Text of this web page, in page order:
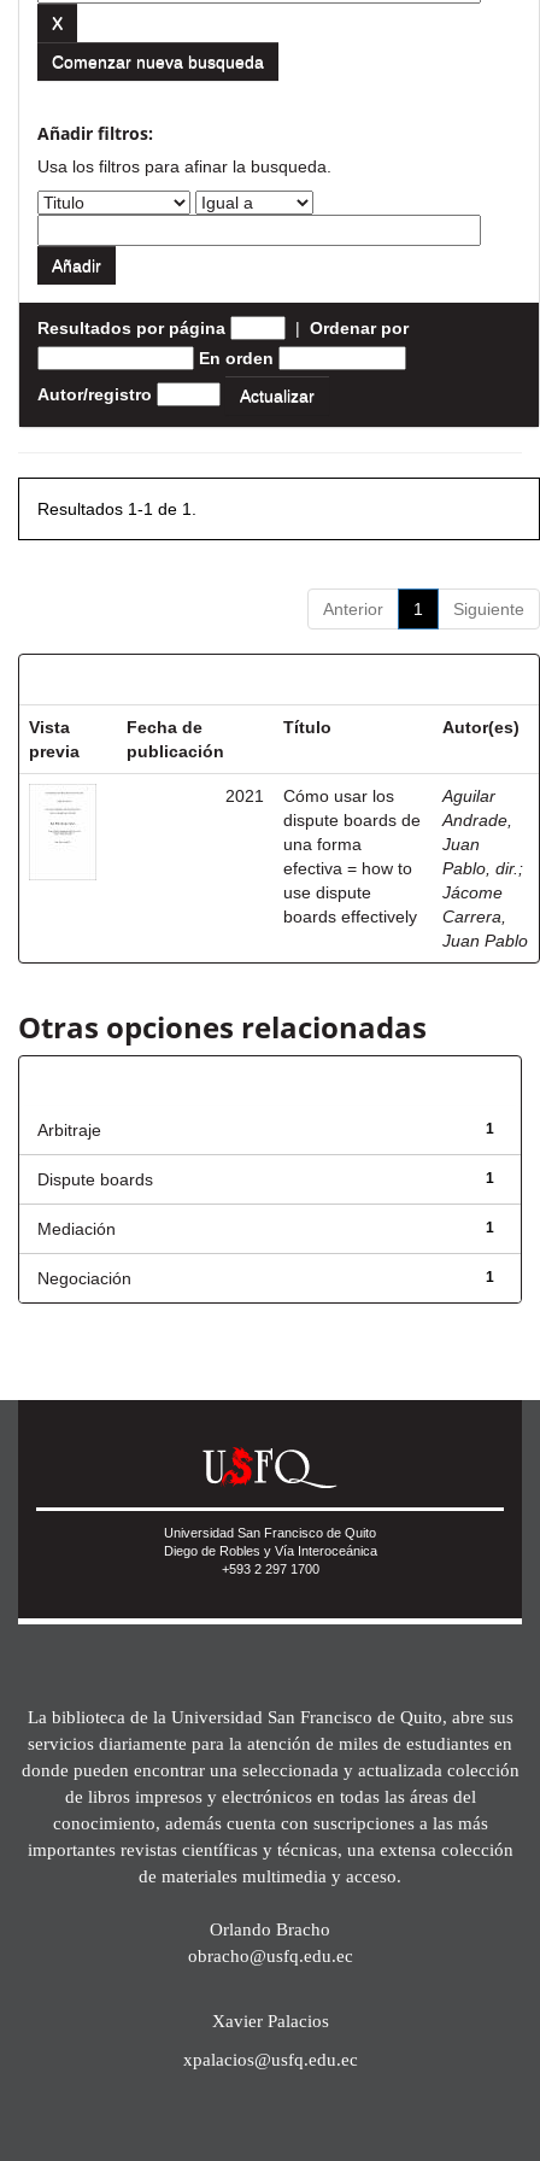
Comenzar nueva busqueda
Añadir filtros:
Usa los filtros para afinar la busqueda.
Resultados por página | Ordenar por
En orden
Autor/registro
Resultados 1-1 de 1.
Anterior 1 Siguiente
Vista
previa
Fecha de
publicación
Título Autor(es)
2021
Cómo usar los
dispute boards de
una forma
efectiva = how to
use dispute
boards effectively
Aguilar
Andrade,
Juan
Pablo, dir. ;
Jácome
Carrera,
Juan Pablo
Otras opciones relacionadas
1
Arbitraje
1
Dispute boards
1
Mediación
1
Negociación
Universidad San Francisco de Quito
Diego de Robles y Vía Interoceánica
+593 2 297 1700
La biblioteca de la Universidad San Francisco de Quito, abre sus
servicios diariamente para la atención de miles de estudiantes en
donde pueden encontrar una seleccionada y actualizada colección
de libros impresos y electrónicos en todas las áreas del
conocimiento, además cuenta con suscripciones a las más
importantes revistas científicas y técnicas, una extensa colección
de materiales multimedia y acceso.
Orlando Bracho
obracho@usfq.edu.ec
Xavier Palacios
xpalacios@usfq.edu.ec